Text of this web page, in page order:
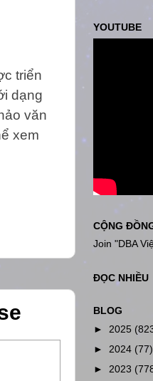
triển
dạng
văn
xem
YOUTUBE
CỘNG
Join "DBA
ĐỌC NHIỀU
BLOG
► 2025
► 2024 (77)
► 2023